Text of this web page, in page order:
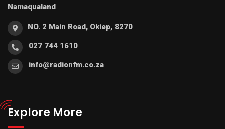
Namaqualand
NO. 2 Main Road, Okiep, 8270
027 744 1610
info@radionfm.co.za
Explore More